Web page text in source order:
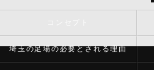
埼玉の足場の必要とされる理由